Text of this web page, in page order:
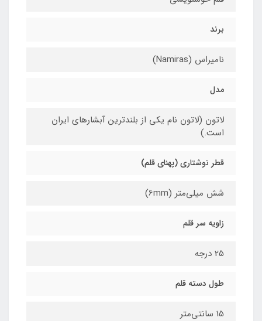
برند
نامیراس (Namiras)
مدل
لاتون (لاتون نام یکی از بلندترین آبشارهای ایران
است.)
قطر نوشتاری (پهنای قلم)
شش میلی‌متر (6mm)
زاویه سر قلم
25 درجه
طول دسته قلم
15 سانتی‌متر